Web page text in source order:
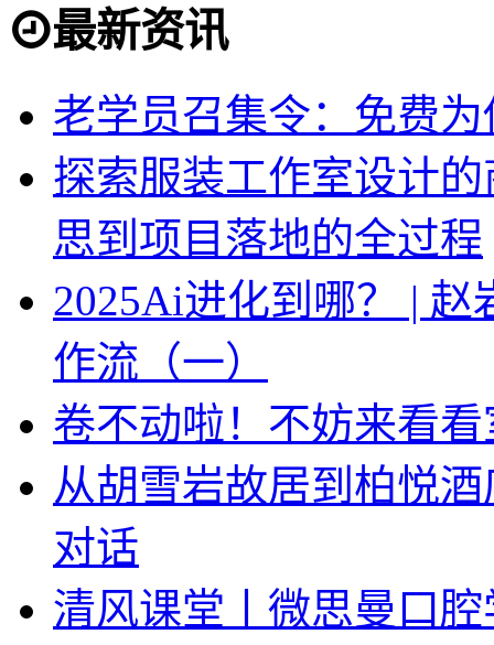
最新资讯
老学员召集令：免费
探索服装工作室设计
思到项目落地的全过程
2025Ai进化到哪？ |
作流（一）
卷不动啦！不妨来看
从胡雪岩故居到柏悦
对话
清风课堂丨微思曼口